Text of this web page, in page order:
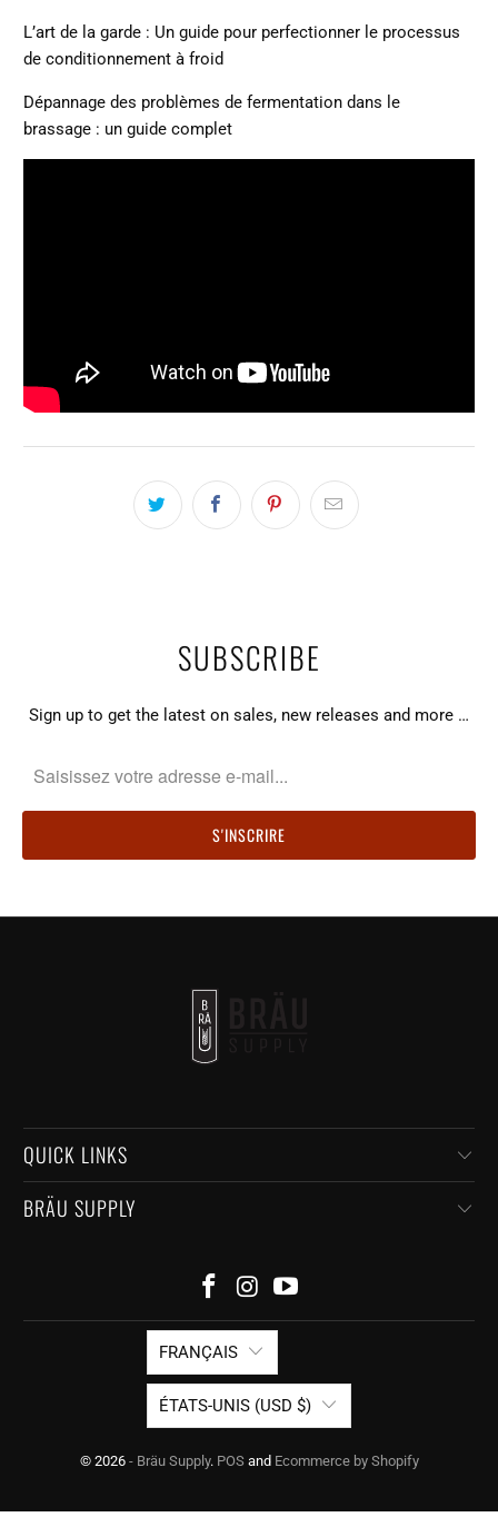
L’art de la garde : Un guide pour perfectionner le processus
de conditionnement à froid
Dépannage des problèmes de fermentation dans le
brassage : un guide complet
SUBSCRIBE
Sign up to get the latest on sales, new releases and more …
QUICK LINKS
BRÄU SUPPLY
FRANÇAIS
ÉTATS-UNIS (USD $)
© 2026 - Bräu Supply. POS and Ecommerce by Shopify